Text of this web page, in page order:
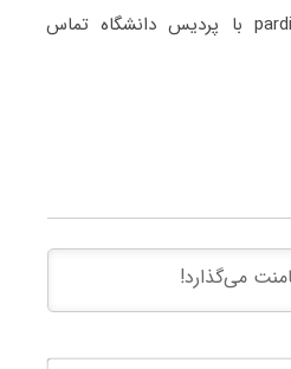
ایمیل: pardis@modares.ac.ir با پردیس دانشگاه تماس